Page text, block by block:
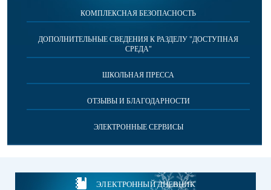
КОМПЛЕКСНАЯ БЕЗОПАСНОСТЬ
ДОПОЛНИТЕЛЬНЫЕ СВЕДЕНИЯ К РАЗДЕЛУ "ДОСТУПНАЯ
СРЕДА"
ШКОЛЬНАЯ ПРЕССА
ОТЗЫВЫ И БЛАГОДАРНОСТИ
ЭЛЕКТРОННЫЕ СЕРВИСЫ
ЭЛЕКТРОННЫЙ ДНЕВНИК